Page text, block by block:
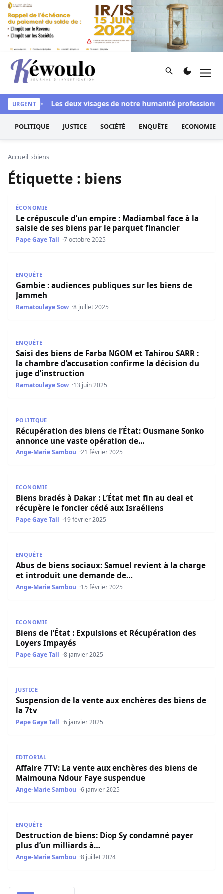
Aller au contenu
Kéwoulo, le premier site d'information et d'investigation
Rechercher
URGENT
blanchi Les deux visages de notre humanité
POLITIQUE JUSTICE SOCIÉTÉ ENQUÊTE ECONOMIE
Accueil biens
Étiquette : biens
ÉCONOMIE
Le crépuscule d’un empire : Madiambal face à la
saisie de ses biens par le parquet financier
Pape Gaye Tall 7 octobre 2025
ENQUÊTE
Gambie : audiences publiques sur les biens de
Jammeh
Ramatoulaye Sow 8 juillet 2025
ENQUÊTE
Saisi des biens de Farba NGOM et Tahirou SARR :
la chambre d’accusation confirme la décision du
juge d’instruction
Ramatoulaye Sow 13 juin 2025
POLITIQUE
Récupération des biens de l’État: Ousmane Sonko
annonce une vaste opération de…
Ange-Marie Sambou 21 février 2025
ECONOMIE
Biens bradés à Dakar : L’État met fin au deal et
récupère le foncier cédé aux Israéliens
Pape Gaye Tall 19 février 2025
ENQUÊTE
Abus de biens sociaux: Samuel revient à la charge
et introduit une demande de…
Ange-Marie Sambou 15 février 2025
ECONOMIE
Biens de l’État : Expulsions et Récupération des
Loyers Impayés
Pape Gaye Tall 8 janvier 2025
JUSTICE
Suspension de la vente aux enchères des biens de
la 7tv
Pape Gaye Tall 6 janvier 2025
EDITORIAL
Affaire 7TV: La vente aux enchères des biens de
Maimouna Ndour Faye suspendue
Ange-Marie Sambou 6 janvier 2025
ENQUÊTE
Destruction de biens: Diop Sy condamné payer
plus d’un milliards à…
Ange-Marie Sambou 8 juillet 2024